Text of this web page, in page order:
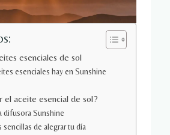
esenciales de sol
esenciales hay en Sunshine
el aceite esencial de sol?
difusora Sunshine
sencillas de alegrar tu día